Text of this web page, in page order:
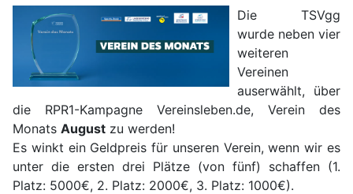
Die TSVgg
wurde neben vier
weiteren
Vereinen
auserwählt, über
die RPR1-Kampagne Vereinsleben.de, Verein des
Monats August zu werden!
Es winkt ein Geldpreis für unseren Verein, wenn wir es
unter die ersten drei Plätze (von fünf) schaffen (1.
Platz: 5000€, 2. Platz: 2000€, 3. Platz: 1000€).